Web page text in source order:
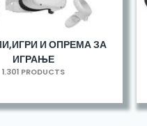
И ОПРЕМА ЗА
ИГРАЊЕ
1.301 PRODUCTS